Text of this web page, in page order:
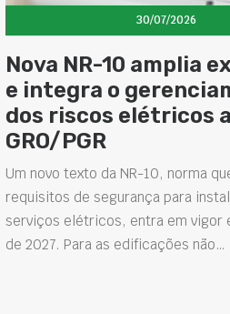
30/07/2026
Nova NR-10 amplia
e integra o
dos riscos elétricos
GRO/PGR
Um novo texto da NR-10, norma
requisitos de segurança para
serviços elétricos, entra em vigor
de 2027. Para as edificações não…